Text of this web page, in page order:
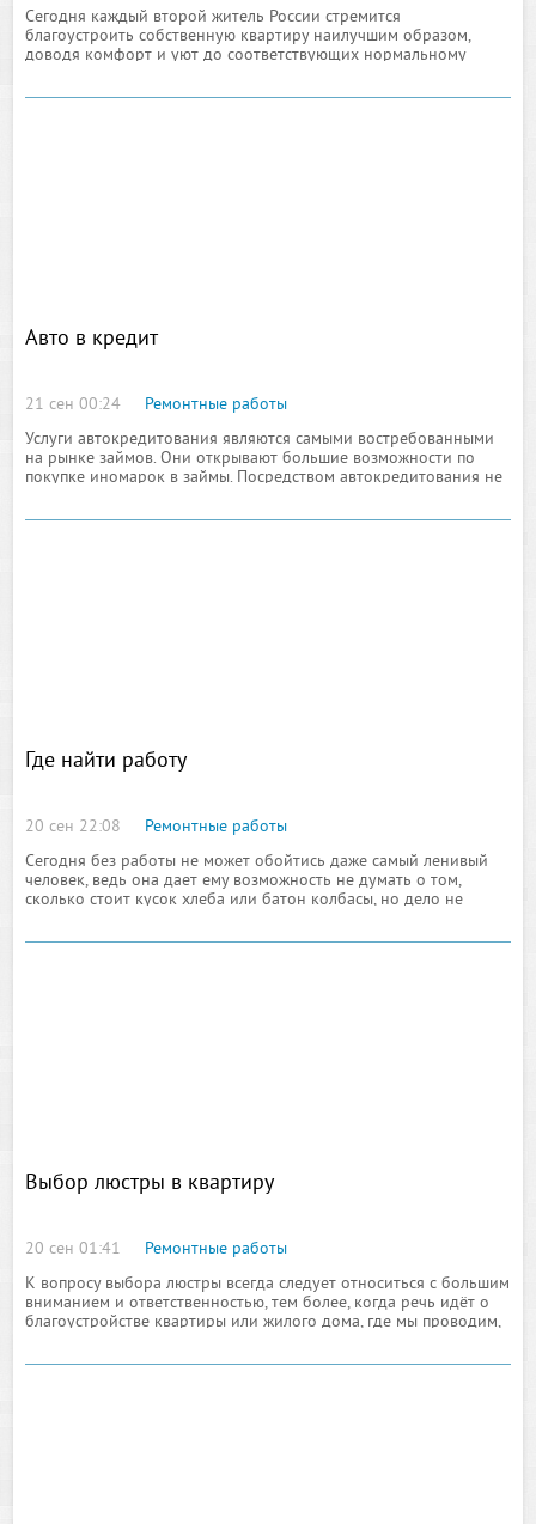
Сегодня каждый второй житель России стремится
благоустроить собственную квартиру наилучшим образом,
доводя комфорт и уют до соответствующих нормальному
условия. Одним из простых способов по усовершенствованию
Авто в кредит
21 сен 00:24
Ремонтные работы
Услуги автокредитования являются самыми востребованными
на рынке займов. Они открывают большие возможности по
покупке иномарок в займы. Посредством автокредитования не
сразу его приобрести
Где найти работу
20 сен 22:08
Ремонтные работы
Сегодня без работы не может обойтись даже самый ленивый
человек, ведь она дает ему возможность не думать о том,
сколько стоит кусок хлеба или батон колбасы, но дело не
что просто не в состоянии отказаться от выполнения
Выбор люстры в квартиру
20 сен 01:41
Ремонтные работы
К вопросу выбора люстры всегда следует относиться с большим
вниманием и ответственностью, тем более, когда речь идёт о
благоустройстве квартиры или жилого дома, где мы проводим,
многих, в урегулировании этого вопроса н